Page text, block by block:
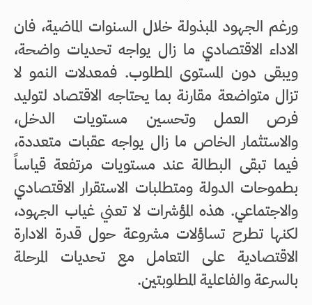
ورغم الجهود المبذولة خلال السنوات الماضية، فان
الاداء الاقتصادي ما زال يواجه تحديات واضحة،
ويبقى دون المستوى المطلوب. فمعدلات النمو لا
تزال متواضعة مقارنة بما يحتاجه الاقتصاد لتوليد
فرص العمل وتحسين مستويات الدخل،
والاستثمار الخاص ما زال يواجه عقبات متعددة،
فيما تبقى البطالة عند مستويات مرتفعة قياساً
بطموحات الدولة ومتطلبات الاستقرار الاقتصادي
والاجتماعي. هذه المؤشرات لا تعني غياب الجهود،
لكنها تطرح تساؤلات مشروعة حول قدرة الادارة
الاقتصادية على التعامل مع تحديات المرحلة
بالسرعة والفاعلية المطلوبتين.